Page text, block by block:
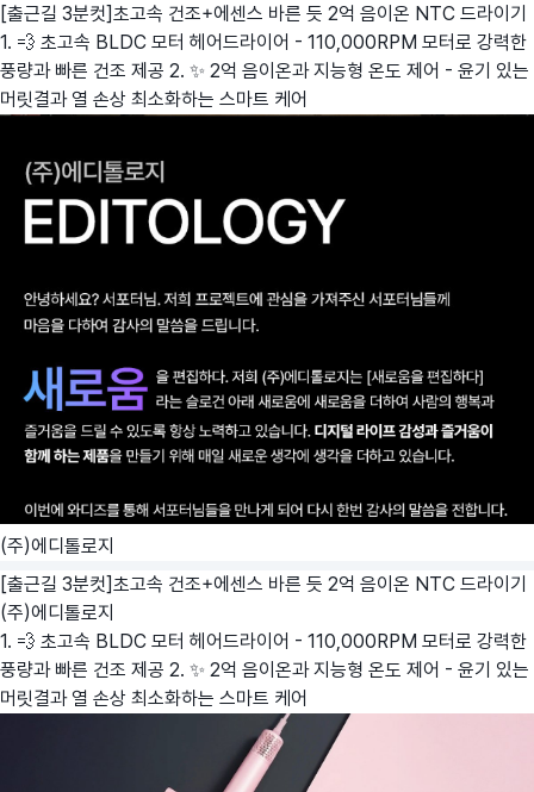
[출근길 3분컷]초고속 건조+에센스 바른 듯 2억 음이온 NTC 드라이기
1. 💨 초고속 BLDC 모터 헤어드라이어 - 110,000RPM 모터로 강력한
풍량과 빠른 건조 제공 2. ✨ 2억 음이온과 지능형 온도 제어 - 윤기 있는
머릿결과 열 손상 최소화하는 스마트 케어
(주)에디톨로지
[출근길 3분컷]초고속 건조+에센스 바른 듯 2억 음이온 NTC 드라이기
(주)에디톨로지
1. 💨 초고속 BLDC 모터 헤어드라이어 - 110,000RPM 모터로 강력한
풍량과 빠른 건조 제공 2. ✨ 2억 음이온과 지능형 온도 제어 - 윤기 있는
머릿결과 열 손상 최소화하는 스마트 케어